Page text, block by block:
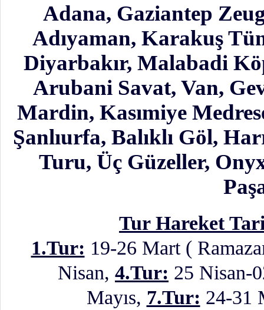
Adana, Gaziantep
Adıyaman, Karakuş
Diyarbakır, Malabadi
Arubani Savat, Van,
Mardin, Kasımiye
Şanlıurfa, Balıklı Göl,
Turu, Üç Güzeller,
Tur Hareket
1.Tur: 19-26 Mart (
Nisan, 4.Tur: 25 Nisan-
Mayıs, 7.Tur: 24-31